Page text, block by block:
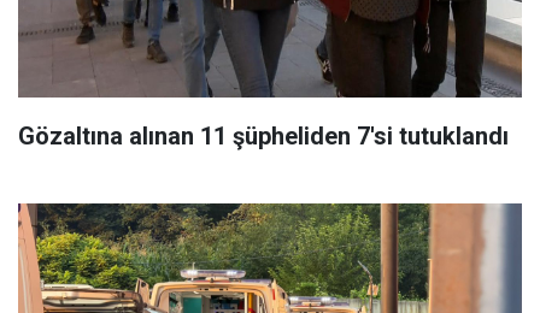
Gözaltına alınan 11 şüpheliden 7'si tutuklandı